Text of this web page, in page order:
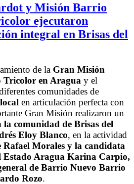
y Misión Barrio
ejecutaron
integral en Brisas del
de la Gran Misión
en Aragua y el
comunidades de
en articulación perfecta con
Gran Misión realizaron un
comunidad de Brisas del
Eloy Blanco, en la actividad
Rafael Morales y la candidata
Estado Aragua Karina Carpio,
de Barrio Nuevo Barrio
Rozo.